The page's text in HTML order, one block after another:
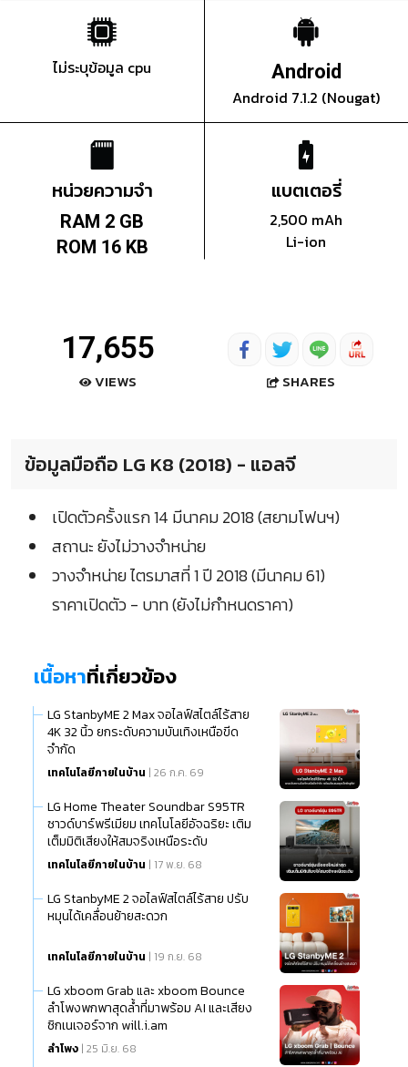
ไม่ระบุข้อมูล cpu Android
Android 7.1.2 (Nougat)
หน่วยความจำ
RAM 2 GB
ROM 16 KB
แบตเตอรี่
2,500 mAh
Li-ion
17,655
VIEWS SHARES
ข้อมูลมือถือ LG K8 (2018) - แอลจี
เปิดตัวครั้งแรก 14 มีนาคม 2018 (สยามโฟนฯ)
สถานะ ยังไม่วางจำหน่าย
วางจำหน่าย ไตรมาสที่ 1 ปี 2018 (มีนาคม 61)
ราคาเปิดตัว - บาท (ยังไม่กำหนดราคา)
เนื้อหาที่เกี่ยวข้อง
LG StanbyME 2 Max จอไลฟ์สไตล์ไร้สาย
4K 32 นิ้ว ยกระดับความบันเทิงเหนือขีด
จำกัด
เทคโนโลยีภายในบ้าน | 26 ก.ค. 69
LG Home Theater Soundbar S95TR
ซาวด์บาร์พรีเมียม เทคโนโลยีอัจฉริยะ เติม
เต็มมิติเสียงให้สมจริงเหนือระดับ
เทคโนโลยีภายในบ้าน | 17 พ.ย. 68
LG StanbyME 2 จอไลฟ์สไตล์ไร้สาย ปรับ
หมุนได้เคลื่อนย้ายสะดวก
เทคโนโลยีภายในบ้าน | 19 ก.ย. 68
LG xboom Grab และ xboom Bounce
ลำโพงพกพาสุดล้ำที่มาพร้อม AI และเสียง
ซิกเนเจอร์จาก will.i.am
ลำโพง | 25 มิ.ย. 68